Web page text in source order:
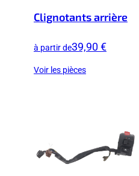
Clignotants arrière
à partir de39,90 €
Voir les pièces